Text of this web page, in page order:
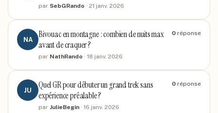
par SebGRando · 21 janv. 2026
NA
Bivouac en montagne : combien de nuits max
avant de craquer ?
par NathRando · 18 janv. 2026
0 réponse
JU
Quel GR pour débuter un grand trek sans
expérience préalable ?
par JulieBegin · 16 janv. 2026
0 réponse